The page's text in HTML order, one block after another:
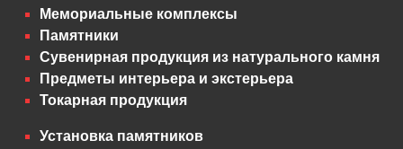
Мемориальные комплексы
Памятники
Сувенирная продукция из натурального камня
Предметы интерьера и экстерьера
Токарная продукция
Установка памятников